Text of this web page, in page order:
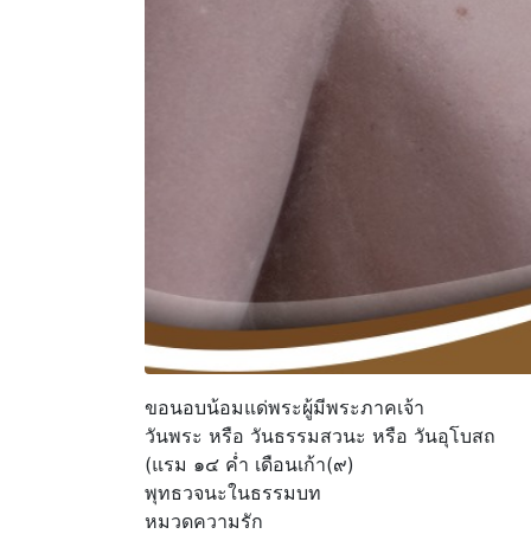
ขอนอบน้อมแด่พระผู้มีพระภาคเจ้า
วันพระ หรือ วันธรรมสวนะ หรือ วันอุโบสถ
(แรม ๑๔ ค่ำ เดือนเก้า(๙)
พุทธวจนะในธรรมบท
หมวดความรัก